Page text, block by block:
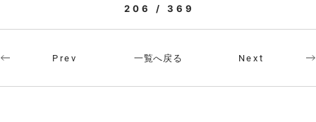
206 / 369
Prev 一覧へ戻る Next